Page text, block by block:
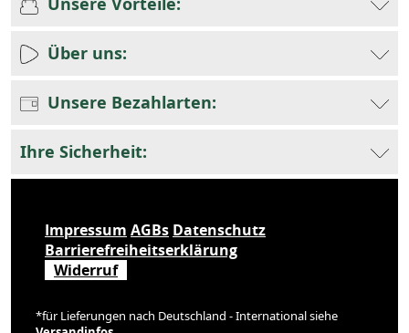
Über uns:
Unsere Bezahlarten:
Ihre Sicherheit:
Impressum AGBs Datenschutz
Barrierefreiheitserklärung
Widerruf
*für Lieferungen nach Deutschland - International siehe